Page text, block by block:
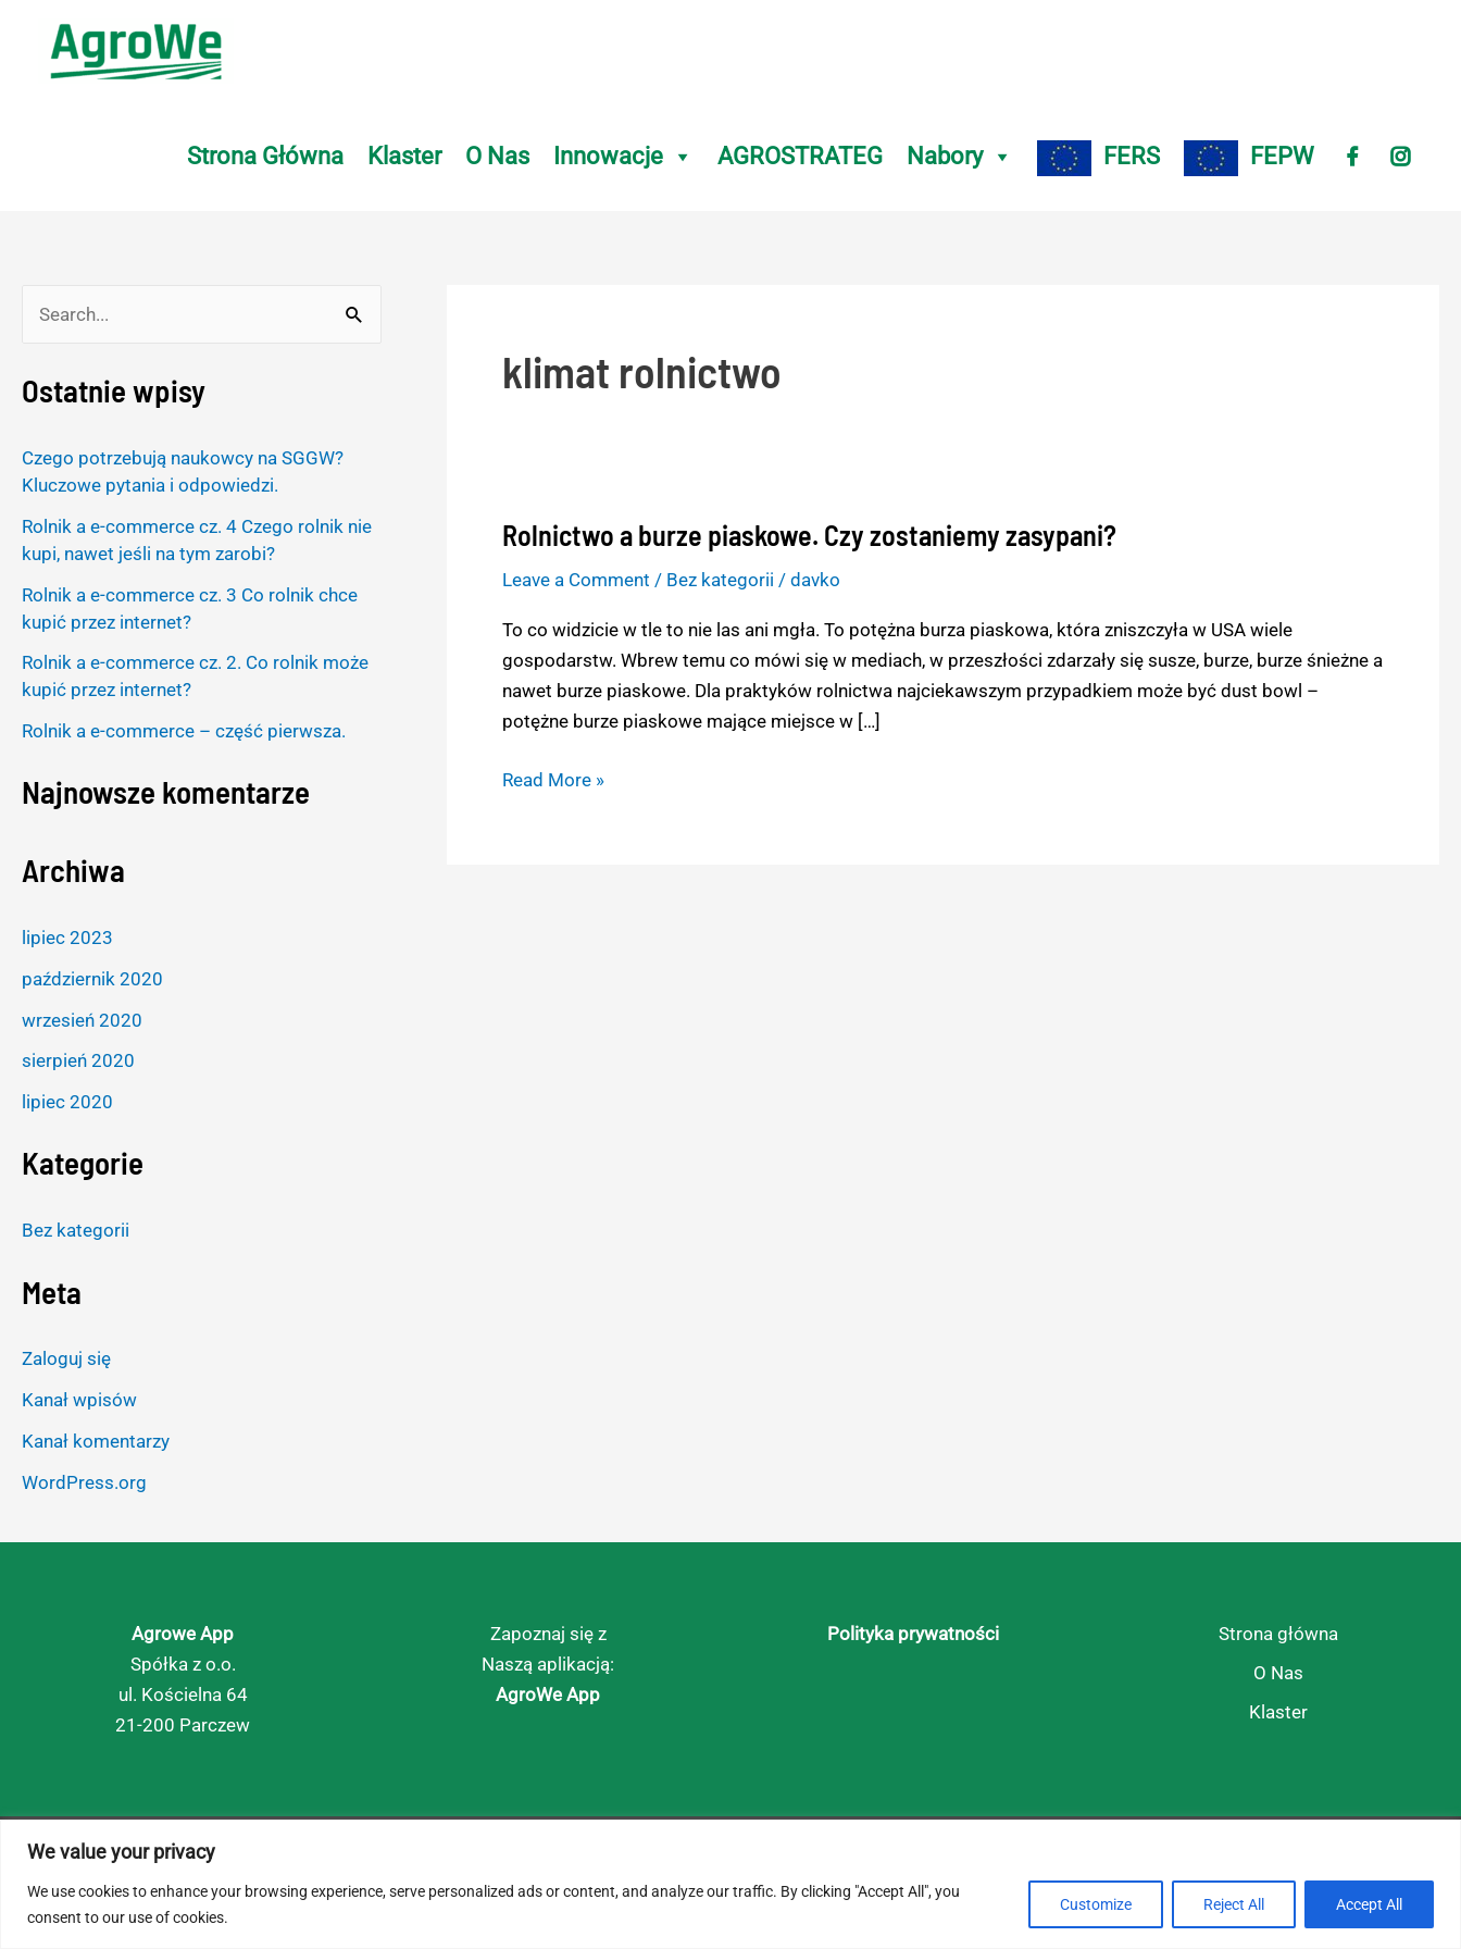
We value your privacy
We use cookies to enhance your browsing experience, serve personalized ads or content, and analyze our traffic. By clicking "Accept All", you
consent to our use of cookies.
Customize Reject All Accept All
content
Strona Główna Klaster O Nas Innowacje AGROSTRATEG Nabory FERS FEPW
a
c
f
r
:
Ostatnie wpisy
Czego potrzebują naukowcy na SGGW?
Kluczowe pytania i odpowiedzi.
Rolnik a e-commerce cz. 4 Czego rolnik nie
kupi, nawet jeśli na tym zarobi?
Rolnik a e-commerce cz. 3 Co rolnik chce
kupić przez internet?
Rolnik a e-commerce cz. 2. Co rolnik może
kupić przez internet?
Rolnik a e-commerce – część pierwsza.
Najnowsze komentarze
Archiwa
lipiec 2023
październik 2020
wrzesień 2020
sierpień 2020
lipiec 2020
Kategorie
Bez kategorii
Meta
Zaloguj się
Kanał wpisów
Kanał komentarzy
WordPress.org
klimat rolnictwo
Rolnictwo a burze piaskowe. Czy zostaniemy zasypani?
Leave a Comment / Bez kategorii /davko
To co widzicie w tle to nie las ani mgła. To potężna burza piaskowa, która zniszczyła w USA wiele
gospodarstw. Wbrew temu co mówi się w mediach, w przeszłości zdarzały się susze, burze, burze śnieżne a
nawet burze piaskowe. Dla praktyków rolnictwa najciekawszym przypadkiem może być dust bowl –
potężne burze piaskowe mające miejsce w […]
Rolnictwo
burze
piaskowe.
Czy
zostaniemy
zasypani?
Read More »
Agrowe App
Spółka z o.o.
ul. Kościelna 64
21-200 Parczew
Zapoznaj się z
Naszą aplikacją:
AgroWe App
Polityka prywatności
Strona główna
O Nas
Klaster
© 2026 AgroWe. Wszelkie prawa zastrzeżone. Tak się żyje na tej wsi!